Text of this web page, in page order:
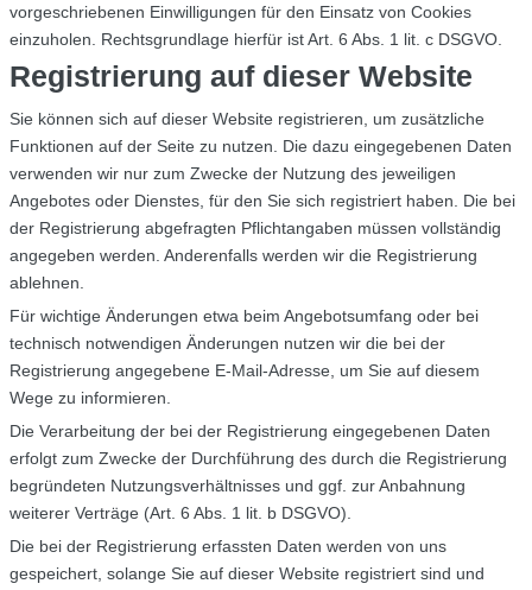
vorgeschriebenen Einwilligungen für den Einsatz von Cookies
einzuholen. Rechtsgrundlage hierfür ist Art. 6 Abs. 1 lit. c DSGVO.
Registrierung auf dieser Website
Sie können sich auf dieser Website registrieren, um zusätzliche
Funktionen auf der Seite zu nutzen. Die dazu eingegebenen Daten
verwenden wir nur zum Zwecke der Nutzung des jeweiligen
Angebotes oder Dienstes, für den Sie sich registriert haben. Die bei
der Registrierung abgefragten Pflichtangaben müssen vollständig
angegeben werden. Anderenfalls werden wir die Registrierung
ablehnen.
Für wichtige Änderungen etwa beim Angebotsumfang oder bei
technisch notwendigen Änderungen nutzen wir die bei der
Registrierung angegebene E-Mail-Adresse, um Sie auf diesem
Wege zu informieren.
Die Verarbeitung der bei der Registrierung eingegebenen Daten
erfolgt zum Zwecke der Durchführung des durch die Registrierung
begründeten Nutzungsverhältnisses und ggf. zur Anbahnung
weiterer Verträge (Art. 6 Abs. 1 lit. b DSGVO).
Die bei der Registrierung erfassten Daten werden von uns
gespeichert, solange Sie auf dieser Website registriert sind und